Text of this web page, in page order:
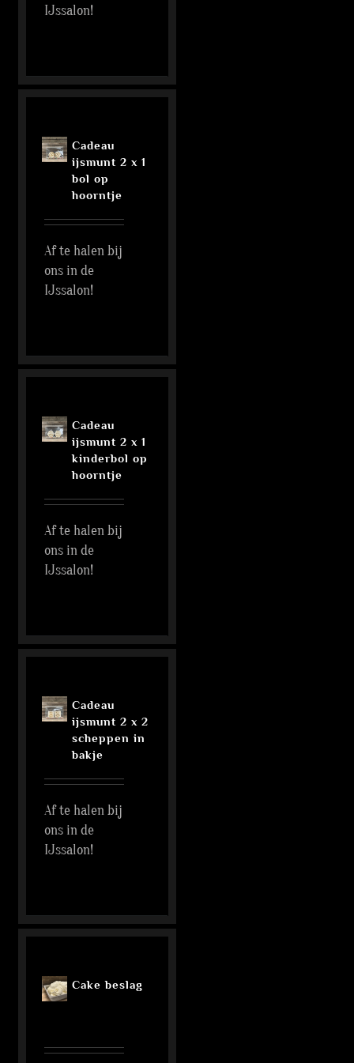
IJssalon!
Cadeau
ijsmunt 2 x 1
bol op
hoorntje
Af te halen bij
ons in de
IJssalon!
Cadeau
ijsmunt 2 x 1
kinderbol op
hoorntje
Af te halen bij
ons in de
IJssalon!
Cadeau
ijsmunt 2 x 2
scheppen in
bakje
Af te halen bij
ons in de
IJssalon!
Cake beslag